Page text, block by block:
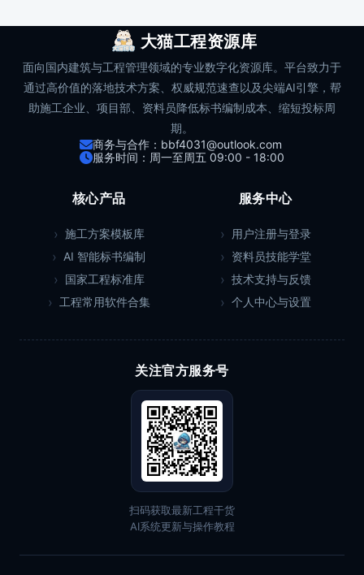
大猫工程资源库
面向国内建筑与工程管理领域的专业数字化资源库。平台致力于
通过高价值的落地技术方案、权威规范速查以及尖端AI引擎，帮
助施工企业、项目部、资料员降低标书编制成本、缩短投标周
期。
商务与合作：bbf4031@outlook.com
服务时间：周一至周五 09:00 - 18:00
核心产品
施工方案模板库
AI 智能标书编制
国家工程标准库
工程常用软件合集
服务中心
用户注册与登录
资料员技能学堂
技术支持与反馈
个人中心与设置
关注官方服务号
扫码获取最新工程干货
AI系统更新与操作教程